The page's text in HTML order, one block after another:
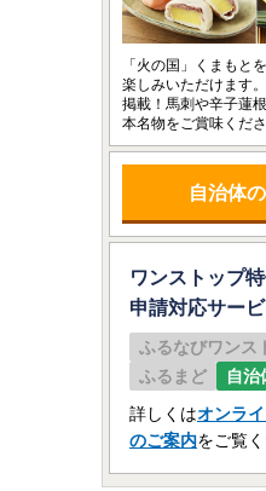
「火の国」くまもと
楽しみいただけます
掲載！馬刺や辛子蓮
本名物をご賞味くださ
自治体
ワンストップ
申請対応サー
ふるなびワンス
ふるまど
自治
詳しくはオンラ
のご案内をご覧く